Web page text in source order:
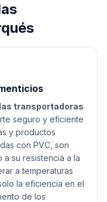
transportadoras
seguro y eficiente
y productos
con PVC, son
su resistencia a la
a temperaturas
la eficiencia en el
de los